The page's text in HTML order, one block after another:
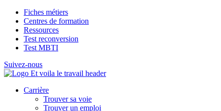
Fiches métiers
Centres de formation
Ressources
Test reconversion
Test MBTI
Suivez-nous
Carrière
Trouver sa voie
Trouver un emploi